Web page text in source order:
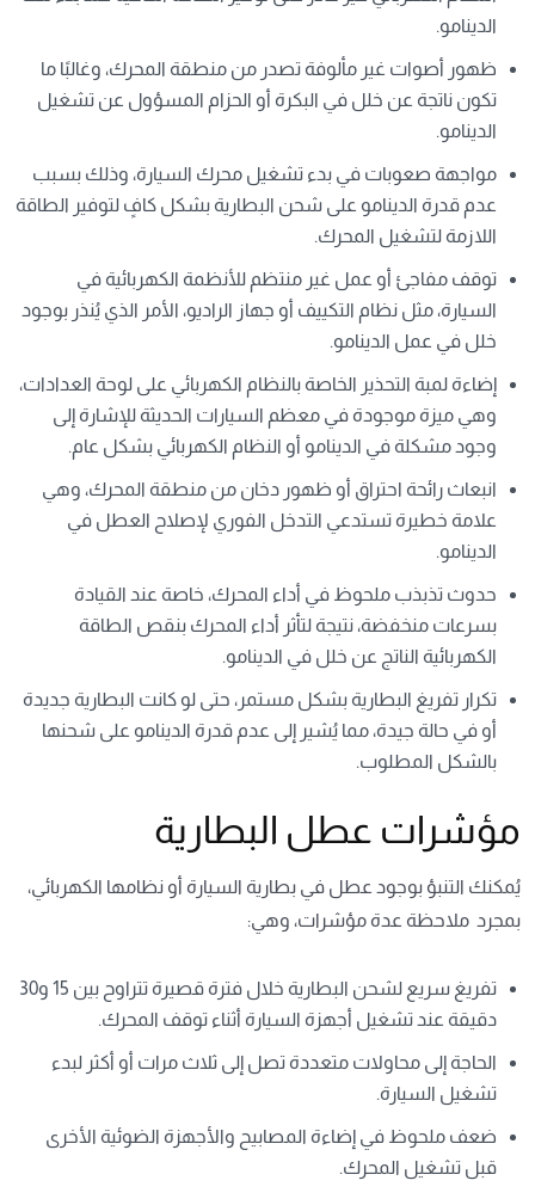
الدينامو.
ظهور أصوات غير مألوفة تصدر من منطقة المحرك، وغالبًا ما
تكون ناتجة عن خلل في البكرة أو الحزام المسؤول عن تشغيل
الدينامو.
مواجهة صعوبات في بدء تشغيل محرك السيارة، وذلك بسبب
عدم قدرة الدينامو على شحن البطارية بشكل كافٍ لتوفير الطاقة
اللازمة لتشغيل المحرك.
توقف مفاجئ أو عمل غير منتظم للأنظمة الكهربائية في
السيارة، مثل نظام التكييف أو جهاز الراديو، الأمر الذي يُنذر بوجود
خلل في عمل الدينامو.
إضاءة لمبة التحذير الخاصة بالنظام الكهربائي على لوحة العدادات،
وهي ميزة موجودة في معظم السيارات الحديثة للإشارة إلى
وجود مشكلة في الدينامو أو النظام الكهربائي بشكل عام.
انبعاث رائحة احتراق أو ظهور دخان من منطقة المحرك، وهي
علامة خطيرة تستدعي التدخل الفوري لإصلاح العطل في
الدينامو.
حدوث تذبذب ملحوظ في أداء المحرك، خاصة عند القيادة
بسرعات منخفضة، نتيجة لتأثر أداء المحرك بنقص الطاقة
الكهربائية الناتج عن خلل في الدينامو.
تكرار تفريغ البطارية بشكل مستمر، حتى لو كانت البطارية جديدة
أو في حالة جيدة، مما يُشير إلى عدم قدرة الدينامو على شحنها
بالشكل المطلوب.
مؤشرات عطل البطارية
يُمكنك التنبؤ بوجود عطل في بطارية السيارة أو نظامها الكهربائي،
بمجرد ملاحظة عدة مؤشرات، وهي:
تفريغ سريع لشحن البطارية خلال فترة قصيرة تتراوح بين 15 و30
دقيقة عند تشغيل أجهزة السيارة أثناء توقف المحرك.
الحاجة إلى محاولات متعددة تصل إلى ثلاث مرات أو أكثر لبدء
تشغيل السيارة.
ضعف ملحوظ في إضاءة المصابيح والأجهزة الضوئية الأخرى
قبل تشغيل المحرك.